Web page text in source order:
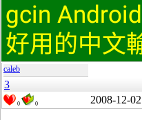
caleb
3
0 0 2008-12-02